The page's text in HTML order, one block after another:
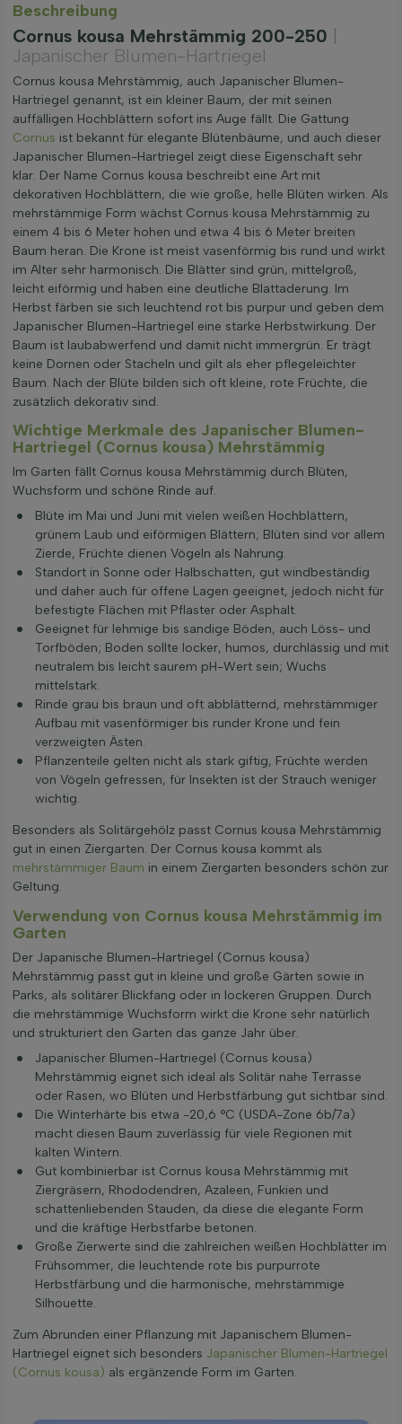
Beschreibung
Cornus kousa Mehrstämmig 200-250
Japanischer Blumen-Hartriegel
Cornus kousa Mehrstämmig, auch Japanischer Blumen-
Hartriegel genannt, ist ein kleiner Baum, der mit seinen
auffälligen Hochblättern sofort ins Auge fällt. Die Gattung
Cornus ist bekannt für elegante Blütenbäume, und auch dieser
Japanischer Blumen-Hartriegel zeigt diese Eigenschaft sehr
klar. Der Name Cornus kousa beschreibt eine Art mit
dekorativen Hochblättern, die wie große, helle Blüten wirken. Als
mehrstämmige Form wächst Cornus kousa Mehrstämmig zu
einem 4 bis 6 Meter hohen und etwa 4 bis 6 Meter breiten
Baum heran. Die Krone ist meist vasenförmig bis rund und wirkt
im Alter sehr harmonisch. Die Blätter sind grün, mittelgroß,
leicht eiförmig und haben eine deutliche Blattaderung. Im
Herbst färben sie sich leuchtend rot bis purpur und geben dem
Japanischer Blumen-Hartriegel eine starke Herbstwirkung. Der
Baum ist laubabwerfend und damit nicht immergrün. Er trägt
keine Dornen oder Stacheln und gilt als eher pflegeleichter
Baum. Nach der Blüte bilden sich oft kleine, rote Früchte, die
zusätzlich dekorativ sind.
Wichtige Merkmale des Japanischer Blumen-
Hartriegel (Cornus kousa) Mehrstämmig
Im Garten fällt Cornus kousa Mehrstämmig durch Blüten,
Wuchsform und schöne Rinde auf.
Blüte im Mai und Juni mit vielen weißen Hochblättern,
grünem Laub und eiförmigen Blättern; Blüten sind vor allem
Zierde, Früchte dienen Vögeln als Nahrung.
Standort in Sonne oder Halbschatten, gut windbeständig
und daher auch für offene Lagen geeignet, jedoch nicht für
befestigte Flächen mit Pflaster oder Asphalt.
Geeignet für lehmige bis sandige Böden, auch Löss- und
Torfböden; Boden sollte locker, humos, durchlässig und mit
neutralem bis leicht saurem pH-Wert sein; Wuchs
mittelstark.
Rinde grau bis braun und oft abblätternd, mehrstämmiger
Aufbau mit vasenförmiger bis runder Krone und fein
verzweigten Ästen.
Pflanzenteile gelten nicht als stark giftig, Früchte werden
von Vögeln gefressen, für Insekten ist der Strauch weniger
wichtig.
Besonders als Solitärgehölz passt Cornus kousa Mehrstämmig
gut in einen Ziergarten. Der Cornus kousa kommt als
mehrstämmiger Baum in einem Ziergarten besonders schön zur
Geltung.
Verwendung von Cornus kousa Mehrstämmig im
Garten
Der Japanische Blumen-Hartriegel (Cornus kousa)
Mehrstämmig passt gut in kleine und große Gärten sowie in
Parks, als solitärer Blickfang oder in lockeren Gruppen. Durch
die mehrstämmige Wuchsform wirkt die Krone sehr natürlich
und strukturiert den Garten das ganze Jahr über.
Japanischer Blumen-Hartriegel (Cornus kousa)
Mehrstämmig eignet sich ideal als Solitär nahe Terrasse
oder Rasen, wo Blüten und Herbstfärbung gut sichtbar sind.
Die Winterhärte bis etwa -20,6 °C (USDA-Zone 6b/7a)
macht diesen Baum zuverlässig für viele Regionen mit
kalten Wintern.
Gut kombinierbar ist Cornus kousa Mehrstämmig mit
Ziergräsern, Rhododendren, Azaleen, Funkien und
schattenliebenden Stauden, da diese die elegante Form
und die kräftige Herbstfarbe betonen.
Große Zierwerte sind die zahlreichen weißen Hochblätter im
Frühsommer, die leuchtende rote bis purpurrote
Herbstfärbung und die harmonische, mehrstämmige
Silhouette.
Zum Abrunden einer Pflanzung mit Japanischem Blumen-
Hartriegel eignet sich besonders Japanischer Blumen-Hartriegel
(Cornus kousa) als ergänzende Form im Garten.